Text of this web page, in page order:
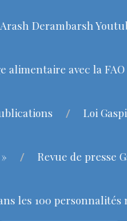
Arash Derambarsh
avec la FAO
Loi
Revue de presse
les 100 personnalités